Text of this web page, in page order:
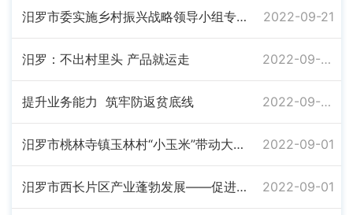
汨罗市委实施乡村振兴战略领导小组专题会议召开 2022-09-21
汨罗：不出村里头 产品就运走 2022-09-09
提升业务能力 筑牢防返贫底线 2022-09-09
汨罗市桃林寺镇玉林村“小玉米”带动大发展 2022-09-01
汨罗市西长片区产业蓬勃发展——促进农旅融合 带动农民增收 2022-09-01